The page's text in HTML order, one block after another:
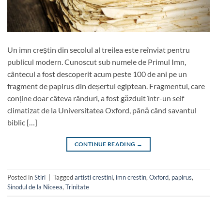
Un imn creștin din secolul al treilea este reînviat pentru
publicul modern. Cunoscut sub numele de Primul Imn,
cântecul a fost descoperit acum peste 100 de ani pe un
fragment de papirus din deșertul egiptean. Fragmentul, care
conține doar câteva rânduri, a fost găzduit într-un seif
climatizat de la Universitatea Oxford, până când savantul
biblic […]
CONTINUE READING →
Posted inStiri Taggedartisti crestini, imn crestin, Oxford, papirus,
Sinodul de la Niceea, Trinitate